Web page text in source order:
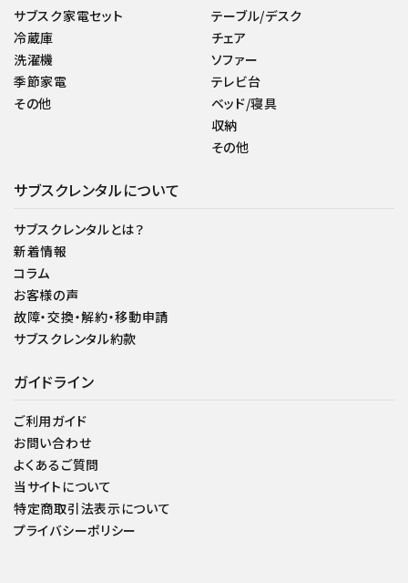
サブスク家電セット
冷蔵庫
洗濯機
季節家電
その他
テーブル/デスク
チェア
ソファー
テレビ台
ベッド/寝具
収納
その他
サブスクレンタルについて
サブスクレンタルとは？
新着情報
コラム
お客様の声
故障・交換・解約・移動申請
サブスクレンタル約款
ガイドライン
ご利用ガイド
お問い合わせ
よくあるご質問
当サイトについて
特定商取引法表示について
プライバシーポリシー